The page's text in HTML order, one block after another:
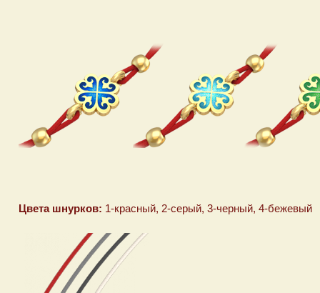
Цвета шнурков: 1-красный, 2-серый, 3-черный, 4-бежевый